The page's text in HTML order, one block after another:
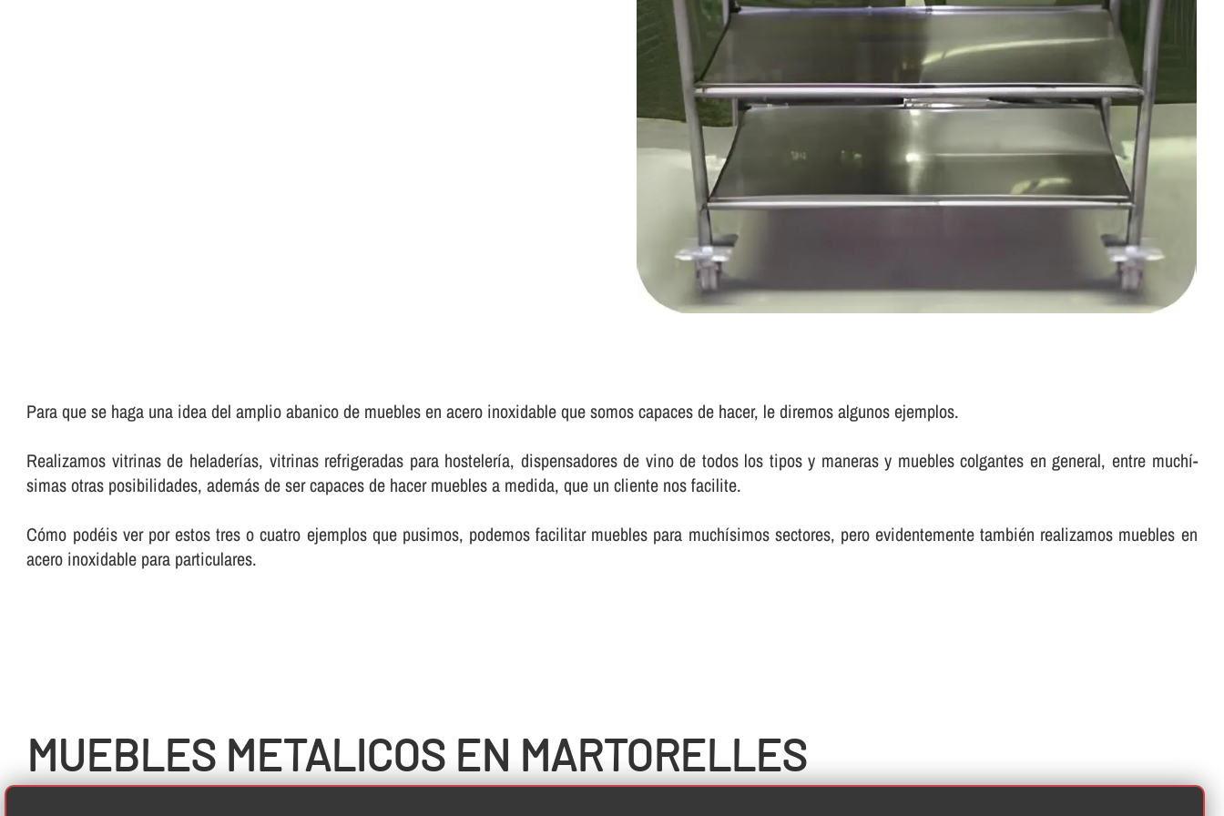
Para que se haga una idea del amplio abanico de muebles en acero inoxidable que somos capaces de hacer, le diremos algunos ejemplos.
Realizamos vitrinas de heladerí­as, vitrinas refrigeradas para hostelerí­a, dispensadores de vino de todos los tipos y maneras y muebles colgantes en general, entre muchí­
simas otras posibilidades, además de ser capaces de hacer muebles a medida, que un cliente nos facilite.
Cómo podéis ver por estos tres o cuatro ejemplos que pusimos, podemos facilitar muebles para muchí­simos sectores, pero evidentemente también realizamos muebles en
acero inoxidable para particulares.
MUEBLES METALICOS EN MARTORELLES